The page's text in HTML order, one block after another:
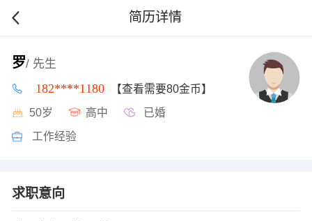
简历详情
罗/ 先生
182****1180 【查看需要80金币】
50岁 高中 已婚
工作经验
求职意向